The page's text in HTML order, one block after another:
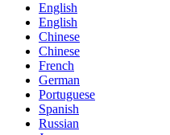
English
English
Chinese
Chinese
French
German
Portuguese
Spanish
Russian